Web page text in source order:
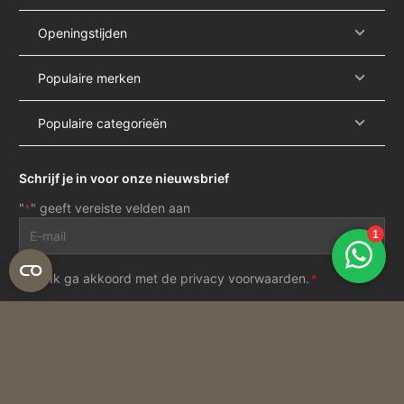
Openingstijden
Populaire merken
Populaire categorieën
Schrijf je in voor onze nieuwsbrief
"*" geeft vereiste velden aan
mailadres
*
Privacy
voorwaarden
Ik ga akkoord met de privacy voorwaarden. *